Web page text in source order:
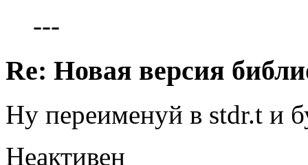
---
Re: Новая версия
Ну переименуй в stdr.t и
Неактивен